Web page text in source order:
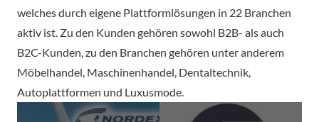
welches durch eigene Plattformlösungen in 22 Branchen
aktiv ist. Zu den Kunden gehören sowohl B2B- als auch
B2C-Kunden, zu den Branchen gehören unter anderem
Möbelhandel, Maschinenhandel, Dentaltechnik,
Autoplattformen und Luxusmode.